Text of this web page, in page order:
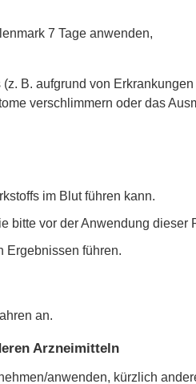
7 Tage anwenden,
B. aufgrund von
verschlimmern oder das
im Blut führen kann.
bitte vor der Anwendung dieser
Ergebnissen führen.
an.
Arzneimitteln
anwenden, kürzlich